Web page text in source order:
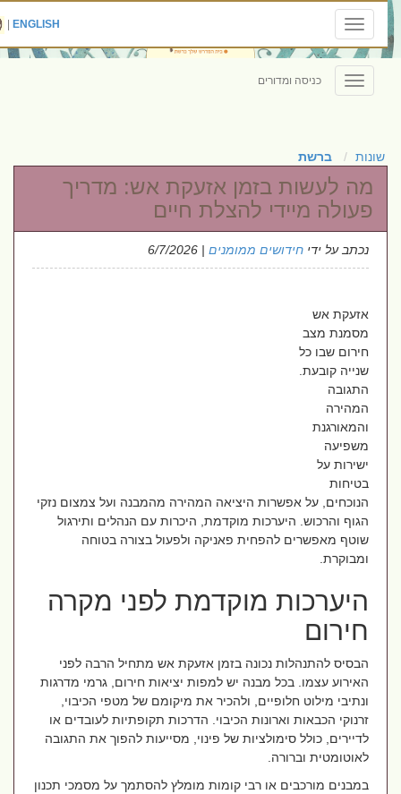
Toggle
navigation
ENGLISH
|
Toggle
navigation
כניסה ומדורים
שונות ברשת
מה לעשות בזמן אזעקת אש: מדריך
פעולה מיידי להצלת חיים
נכתב על ידיחידושים ממומנים| 6/7/2026
אזעקת אש
מסמנת מצב
חירום שבו כל
שנייה קובעת.
התגובה
המהירה
והמאורגנת
משפיעה
ישירות על
בטיחות
הנוכחים, על אפשרות היציאה המהירה מהמבנה ועל צמצום נזקי
הגוף והרכוש. היערכות מוקדמת, היכרות עם הנהלים ותירגול
שוטף מאפשרים להפחית פאניקה ולפעול בצורה בטוחה
ומבוקרת.
היערכות מוקדמת לפני מקרה
חירום
הבסיס להתנהלות נכונה בזמן אזעקת אש מתחיל הרבה לפני
האירוע עצמו. בכל מבנה יש למפות יציאות חירום, גרמי מדרגות
ונתיבי מילוט חלופיים, ולהכיר את מיקומם של מטפי הכיבוי,
זרנוקי הכבאות וארונות הכיבוי. הדרכות תקופתיות לעובדים או
לדיירים, כולל סימולציות של פינוי, מסייעות להפוך את התגובה
לאוטומטית וברורה.
במבנים מורכבים או רבי קומות מומלץ להסתמך על מסמכי תכנון